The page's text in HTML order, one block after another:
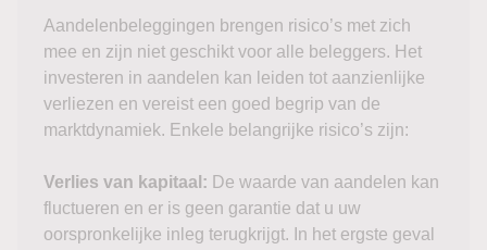
Aandelenbeleggingen brengen risico’s met zich
mee en zijn niet geschikt voor alle beleggers. Het
investeren in aandelen kan leiden tot aanzienlijke
verliezen en vereist een goed begrip van de
marktdynamiek. Enkele belangrijke risico’s zijn:
Verlies van kapitaal: De waarde van aandelen kan
fluctueren en er is geen garantie dat u uw
oorspronkelijke inleg terugkrijgt. In het ergste geval